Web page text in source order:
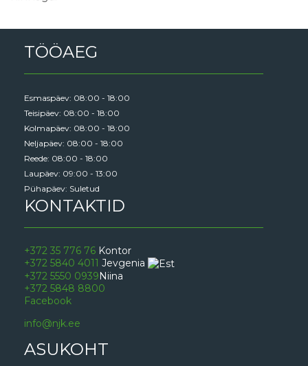
TÖÖAEG
Esmaspäev: 08:00 - 18:00
Teisipäev: 08:00 - 18:00
Kolmapäev: 08:00 - 18:00
Neljapäev: 08:00 - 18:00
Reede: 08:00 - 18:00
Laupäev: 09:00 - 13:00
Pühapäev: Suletud
KONTAKTID
+372 35 776 76 Kontor
+372 5840 4011 Jevgenia
+372 5550 0939 Niina
+372 5848 8800
Facebook
info@njk.ee
ASUKOHT